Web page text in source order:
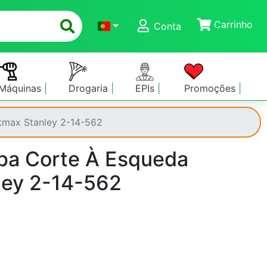
Conta
Carrinho
Drogaria EPIs Promoções
Stanley 2-14-562
Corte À Esqueda
2-14-562